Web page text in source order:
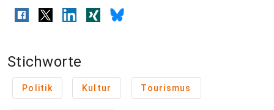
Stichworte
Politik Kultur Tourismus